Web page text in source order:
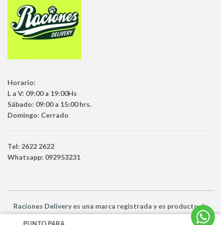
Horario:
L a V: 09:00 a 19:00Hs
Sábado: 09:00 a 15:00 hrs.
Domingo: Cerrado
Tel: 2622 2622
Whatsapp: 092953231
Raciones Deliveryes una marca registrada y es productode
Netbuy Uruguay SRL -© Todos los derechos reservados